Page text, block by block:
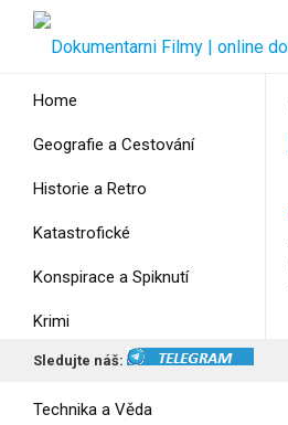
Home
Geografie a Cestování
Historie a Retro
Katastrofické
Konspirace a Spiknutí
Krimi
Myšlení
Technika a Věda
Sledujte náš: